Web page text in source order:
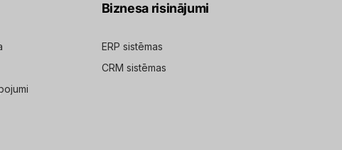
Biznesa risinājumi
ERP sistēmas
CRM sistēmas